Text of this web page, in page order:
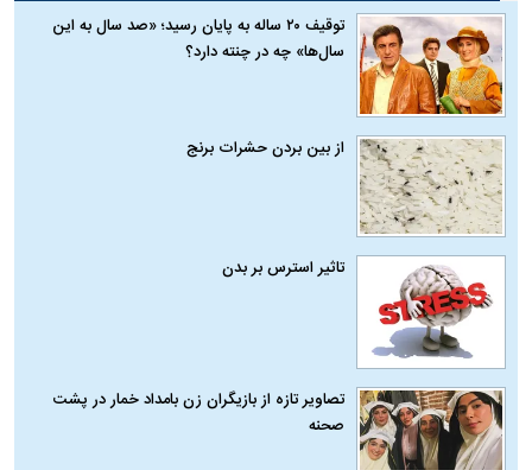
توقیف ۲۰ ساله به پایان رسید؛ «صد سال به این
سال‌ها» چه در چنته دارد؟
از بین بردن حشرات برنج
تاثیر استرس بر بدن
تصاویر تازه از بازیگران زن بامداد خمار در پشت
صحنه